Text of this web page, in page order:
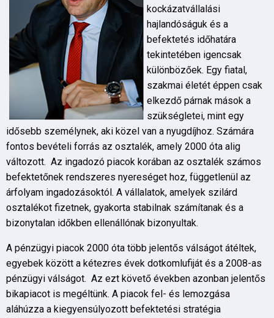
kockázatvállalási
hajlandóságuk és a
befektetés időhatára
tekintetében igencsak
különbözőek. Egy fiatal,
szakmai életét éppen csak
elkezdő párnak mások a
szükségletei, mint egy
idősebb személynek, aki közel van a nyugdíjhoz. Számára
fontos bevételi forrás az osztalék, amely 2000 óta alig
változott. Az ingadozó piacok korában az osztalék számos
befektetőnek rendszeres nyereséget hoz, függetlenül az
árfolyam ingadozásoktól. A vállalatok, amelyek szilárd
osztalékot fizetnek, gyakorta stabilnak számítanak és a
bizonytalan időkben ellenállónak bizonyultak.
A pénzügyi piacok 2000 óta több jelentős válságot átéltek,
egyebek között a kétezres évek dotkomlufiját és a 2008-as
pénzügyi válságot. Az ezt követő években azonban jelentős
bikapiacot is megéltünk. A piacok fel- és lemozgása
aláhúzza a kiegyensúlyozott befektetési stratégia